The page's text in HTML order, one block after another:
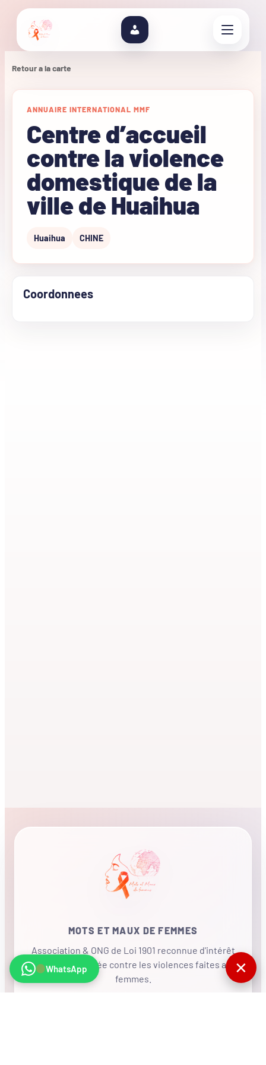
Retour a la carte
ANNUAIRE INTERNATIONAL MMF
Centre d’accueil
contre la violence
domestique de la
ville de Huaihua
Huaihua CHINE
Coordonnees
MOTS ET MAUX DE FEMMES
Association & ONG de Loi 1901 reconnue d'intérêt
général, mobilisée contre les violences faites aux
femmes.
WhatsApp ✕